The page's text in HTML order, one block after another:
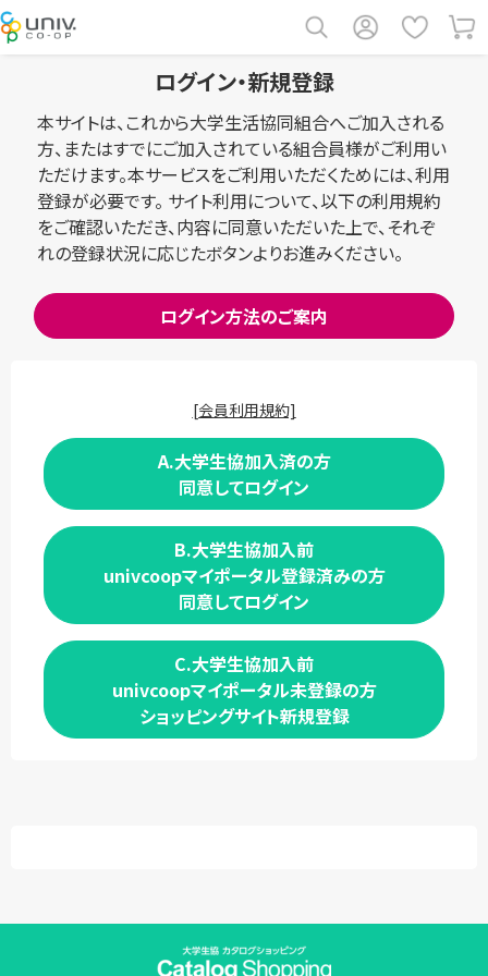
ログイン・新規登録
本サイトは、これから大学生活協同組合へご加入される
方、またはすでにご加入されている組合員様がご利用い
ただけます。本サービスをご利用いただくためには、利用
登録が必要です。 サイト利用について、以下の利用規約
をご確認いただき、内容に同意いただいた上で、それぞ
れの登録状況に応じたボタンよりお進みください。
ログイン方法のご案内
[会員利用規約]
A.大学生協加入済の方
同意してログイン
B.大学生協加入前
univcoopマイポータル登録済みの方
同意してログイン
C.大学生協加入前
univcoopマイポータル未登録の方
ショッピングサイト新規登録